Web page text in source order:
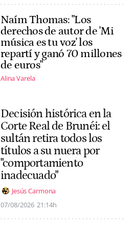
Naím Thomas: "Los
derechos de autor de 'Mi
música es tu voz' los
repartí y ganó 70 millones
de euros"
Alina Varela
Decisión histórica en la
Corte Real de Brunéi: el
sultán retira todos los
títulos a su nuera por
"comportamiento
inadecuado"
Jesús Carmona
07/08/2026 21:14h